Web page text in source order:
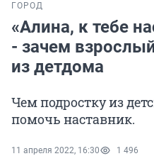
ГОРОД
«Алина, к тебе
- зачем
из детдома
Чем подростку из
помочь наставник.
11 апреля 2022, 16:30 1 496